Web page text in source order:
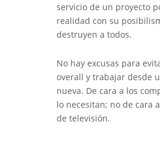
servicio de un proyecto
realidad con su
destruyen a todos.
No hay excusas para
overall y trabajar desde
nueva. De cara a los
lo necesitan; no de cara
de televisión.